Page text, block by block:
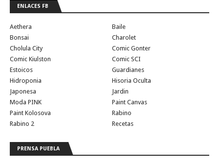
ENLACES FB
Aethera
Baile
Bonsai
Charolet
Cholula City
Comic Gonter
Comic Kiulston
Comic SCI
Estoicos
Guardianes
Hidroponia
Hisoria Oculta
Japonesa
Jardin
Moda PINK
Paint Canvas
Paint Kolosova
Rabino
Rabino 2
Recetas
PRENSA PUEBLA